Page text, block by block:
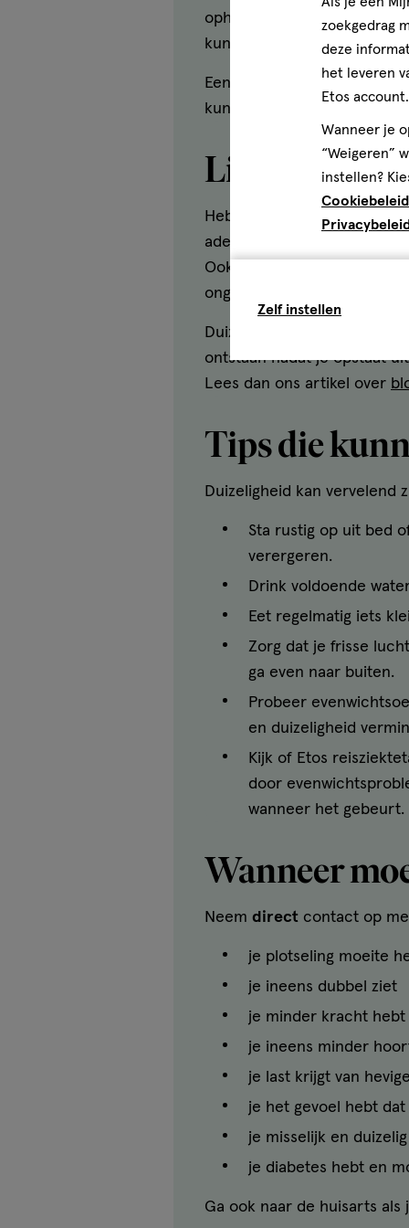
ophoping van vloeistof in
kunnen klachten later ook
Een aanval van
kunnen de klachten nog
Licht in je
Heb je een licht gevoel in
ademhaling een rol. Bij
Ook kan een gevoel van
ongemakkelijk of gespannen
Duizeligheid kan ook
ontstaan nadat je opstaat
Lees dan ons artikel over
Tips die
Duizeligheid kan vervelend
Sta rustig op uit bed
verergeren.
Drink voldoende
Eet regelmatig iets
Zorg dat je frisse
ga even naar buiten.
Probeer
en duizeligheid
Kijk of Etos
door
wanneer het gebeurt.
Wanneer
Neem direct contact op
je plotseling moeite
je ineens dubbel ziet
je minder kracht
je ineens minder
je last krijgt van
je het gevoel hebt
je misselijk en
je diabetes hebt en
Ga ook naar de huisarts als
zoekgedrag
deze
het leveren
Etos account.
Wanneer je
“Weigeren”
instellen?
Cookiebeleid
Privacybeleid
Zelf instellen